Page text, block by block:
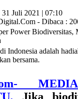
Juli 2021 | 07:10
- Dibaca :
Indonesia adalah
bersama.